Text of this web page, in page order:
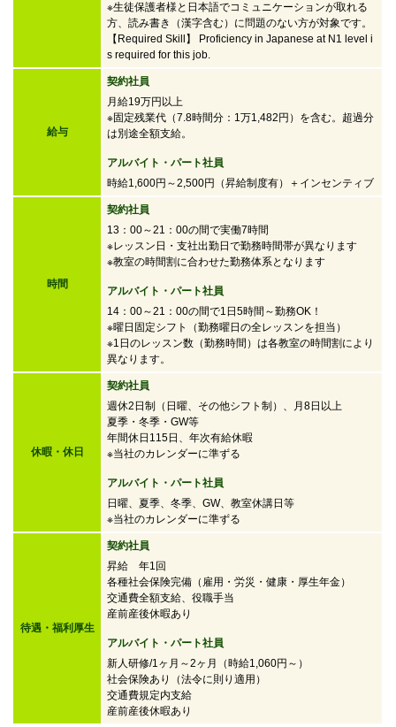
※生徒保護者様と日本語でコミュニケーションが取れる
方、読み書き（漢字含む）に問題のない方が対象です。
【Required Skill】 Proficiency in Japanese at N1 level i
s required for this job.
給与
契約社員
月給19万円以上
※固定残業代（7.8時間分：1万1,482円）を含む。超過分
は別途全額支給。
アルバイト・パート社員
時給1,600円～2,500円
（昇給制度有）＋インセンティブ
時間
契約社員
13：00～21：00の間で実働7時間
※レッスン日・支社出勤日で勤務時間帯が異なります
※教室の時間割に合わせた勤務体系となります
アルバイト・パート社員
14：00～21：00の間で1日5時間～勤務OK！
※曜日固定シフト（勤務曜日の全レッスンを担当）
※1日のレッスン数（勤務時間）は各教室の時間割により
異なります。
休暇・休日
契約社員
週休2日制（日曜、その他シフト制）、月8日以上
夏季・冬季・GW等
年間休日115日、年次有給休暇
※当社のカレンダーに準ずる
アルバイト・パート社員
日曜、夏季、冬季、GW、教室休講日等
※当社のカレンダーに準ずる
待遇・福利厚生
契約社員
昇給 年1回
各種社会保険完備（雇用・労災・健康・厚生年金）
交通費全額支給、役職手当
産前産後休暇あり
アルバイト・パート社員
新人研修/1ヶ月～2ヶ月（時給1,060円～）
社会保険あり（法令に則り適用）
交通費規定内支給
産前産後休暇あり